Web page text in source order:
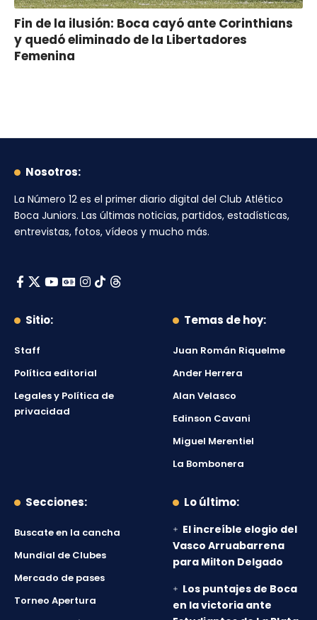
Fin de la ilusión: Boca cayó ante Corinthians
y quedó eliminado de la Libertadores
Femenina
Nosotros:
La Número 12 es el primer diario digital del Club Atlético
Boca Juniors. Las últimas noticias, partidos, estadísticas,
entrevistas, fotos, vídeos y mucho más.
Sitio:
Staff
Política editorial
Legales y Política de
privacidad
Temas de hoy:
Juan Román Riquelme
Ander Herrera
Alan Velasco
Edinson Cavani
Miguel Merentiel
La Bombonera
Secciones:
Buscate en la cancha
Mundial de Clubes
Mercado de pases
Torneo Apertura
Lo último:
El increíble elogio del
Vasco Arruabarrena
para Milton Delgado
Los puntajes de Boca
en la victoria ante